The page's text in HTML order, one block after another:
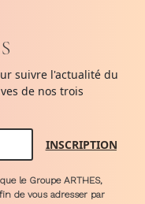
suivre l'actualité du
de nos trois
le Groupe ARTHES,
de vous adresser par